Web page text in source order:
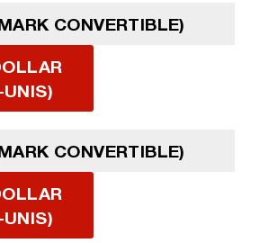
CONVERTIBLE)
CONVERTIBLE)